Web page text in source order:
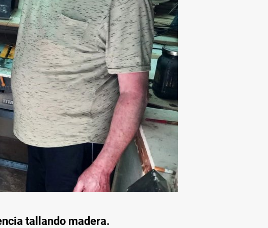
tallando madera.